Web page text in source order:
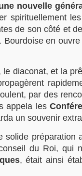
nouvelle
spirituellement
de son côté et
en
diaconat, et la
par des
appela les
un souvenir
préparation
du Roi, qui
, était ainsi